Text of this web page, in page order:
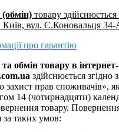
товару
Київ, вул. Є.Коновальця 34-
про гарантію
обмін товару в інтернет-
здійснюється згідно
захист прав споживачів»,
14 (чотирнадцяти)
товару.
за таких умов: